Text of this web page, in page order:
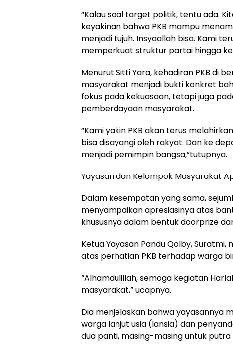
“Kalau soal target politik, tentu ada.
keyakinan bahwa PKB mampu
menjadi tujuh. Insyaallah bisa. Kami
memperkuat struktur partai hingga
Menurut Sitti Yara, kehadiran PKB di
masyarakat menjadi bukti konkret
fokus pada kekuasaan, tetapi juga
pemberdayaan masyarakat.
“Kami yakin PKB akan terus
bisa disayangi oleh rakyat. Dan ke
menjadi pemimpin bangsa,”tutupnya.
Yayasan dan Kelompok Masyarakat
Dalam kesempatan yang sama,
menyampaikan apresiasinya atas
khususnya dalam bentuk doorprize
Ketua Yayasan Pandu Qolby,
atas perhatian PKB terhadap warga
“Alhamdulillah, semoga kegiatan
masyarakat,” ucapnya.
Dia menjelaskan bahwa yayasannya
warga lanjut usia (lansia) dan
dua panti, masing-masing untuk putra